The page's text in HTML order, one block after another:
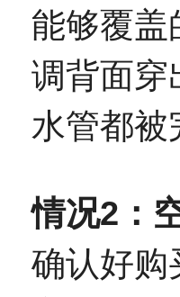
能够覆盖
调背面穿
水管都被
情况2：
确认好购